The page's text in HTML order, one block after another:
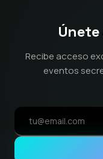
Únete
Recibe acceso
eventos